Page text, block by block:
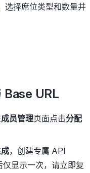
选择席位类型和数量并
Base URL
成员管理页面点击分配
，创建专属 API
仅显示一次，请立即复